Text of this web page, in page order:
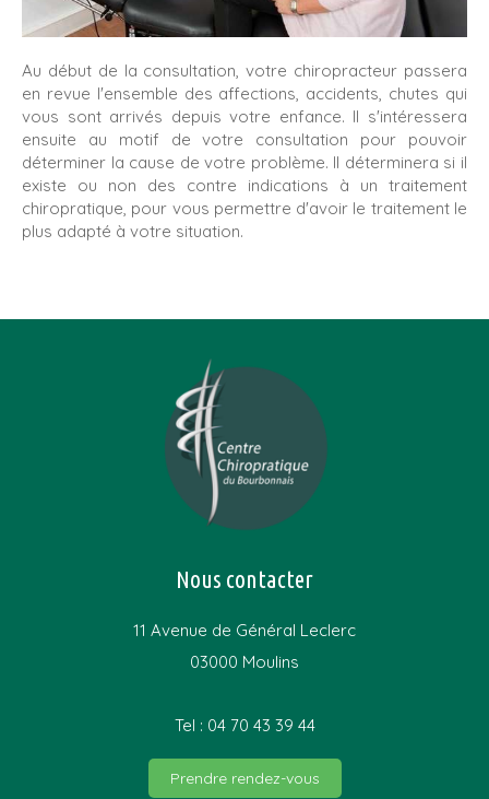
Au début de la consultation, votre chiropracteur passera
en revue l'ensemble des affections, accidents, chutes qui
vous sont arrivés depuis votre enfance. Il s'intéressera
ensuite au motif de votre consultation pour pouvoir
déterminer la cause de votre problème. Il déterminera si il
existe ou non des contre indications à un traitement
chiropratique, pour vous permettre d'avoir le traitement le
plus adapté à votre situation.
Nous contacter
11 Avenue de Général Leclerc
03000 Moulins
Tel : 04 70 43 39 44
Prendre rendez-vous